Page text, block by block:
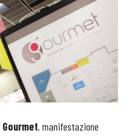
Gourmet, manifestazione